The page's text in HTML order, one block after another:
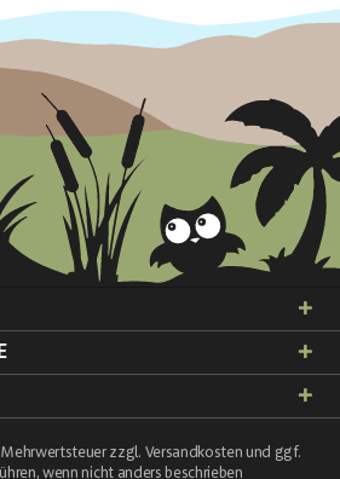
Mehrwertsteuer zzgl. Versandkosten und ggf.
wenn nicht anders beschrieben